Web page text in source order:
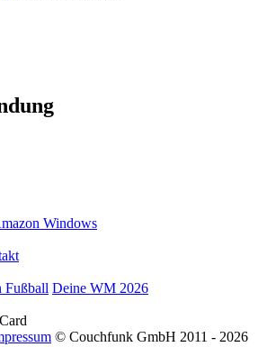
Windows
Fußball Deine WM 2026
© Couchfunk GmbH 2011 - 2026